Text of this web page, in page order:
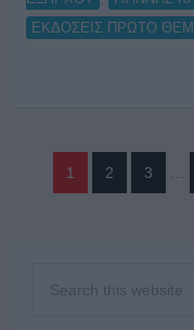
ΕΚΔΟΣΕΙΣ ΠΡΏΤΟ
1 2 3